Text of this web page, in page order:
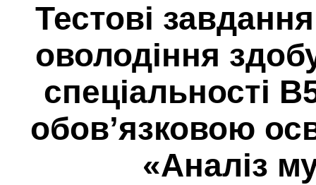
Тестові
оволодіння
спеціальності
обов’язковою
«Аналіз